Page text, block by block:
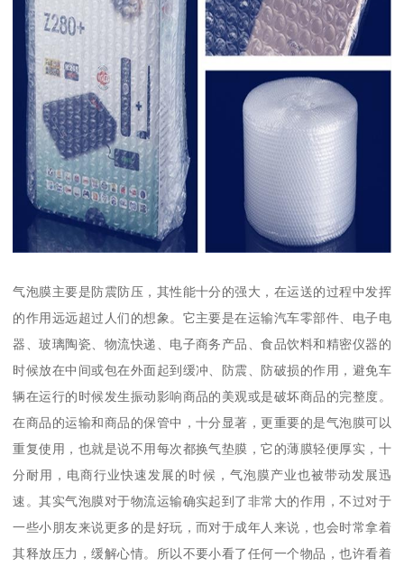
气泡膜主要是防震防压，其性能十分的强大，在运送的过程中发挥
的作用远远超过人们的想象。它主要是在运输汽车零部件、电子电
器、玻璃陶瓷、物流快递、电子商务产品、食品饮料和精密仪器的
时候放在中间或包在外面起到缓冲、防震、防破损的作用，避免车
辆在运行的时候发生振动影响商品的美观或是破坏商品的完整度。
在商品的运输和商品的保管中，十分显著，更重要的是气泡膜可以
重复使用，也就是说不用每次都换气垫膜，它的薄膜轻便厚实，十
分耐用，电商行业快速发展的时候，气泡膜产业也被带动发展迅
速。其实气泡膜对于物流运输确实起到了非常大的作用，不过对于
一些小朋友来说更多的是好玩，而对于成年人来说，也会时常拿着
其释放压力，缓解心情。所以不要小看了任何一个物品，也许看着